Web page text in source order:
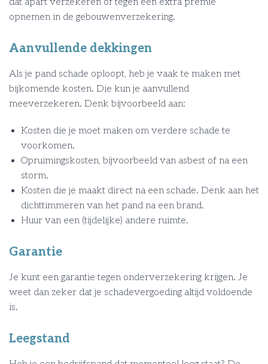
opnemen in de gebouwenverzekering.
Aanvullende dekkingen
Als je pand schade oploopt, heb je vaak te maken met
bijkomende kosten. Die kun je aanvullend
meeverzekeren. Denk bijvoorbeeld aan:
Kosten die je moet maken om verdere schade te
voorkomen.
Opruimingskosten, bijvoorbeeld van asbest of na een
storm.
Kosten die je maakt direct na een schade. Denk aan het
dichttimmeren van het pand na een brand.
Huur van een (tijdelijke) andere ruimte.
Garantie
Je kunt een garantie tegen onderverzekering krijgen. Je
weet dan zeker dat je schadevergoeding altijd voldoende
is.
Leegstand